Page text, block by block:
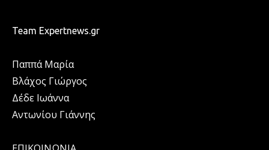
Team Expertnews.gr
Παππά Μαρία
Βλάχος Γιώργος
Δέδε Ιωάννα
Αντωνίου Γιάννης